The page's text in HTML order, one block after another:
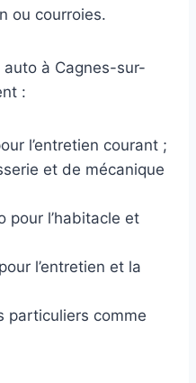
ou courroies.
à Cagnes-sur-
:
l’entretien courant ;
et de mécanique
pour l’habitacle et
l’entretien et la
particuliers comme